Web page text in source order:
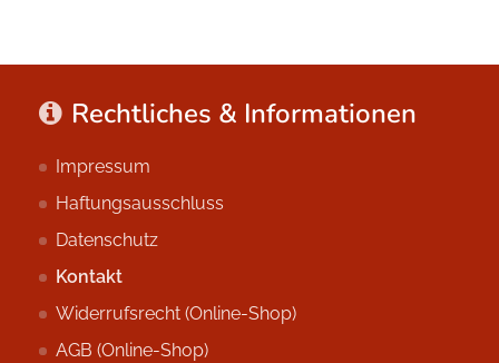
Rechtliches & Informationen
Impressum
Haftungsausschluss
Datenschutz
Kontakt
Widerrufsrecht (Online-Shop)
AGB (Online-Shop)